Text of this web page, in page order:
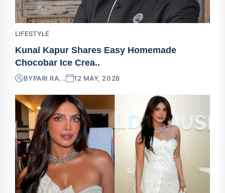
LIFESTYLE
Kunal Kapur Shares Easy Homemade
Chocobar Ice Crea..
BYPARI RA... 12 MAY, 2026